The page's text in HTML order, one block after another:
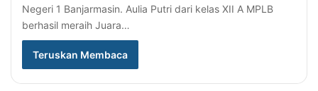
Negeri 1 Banjarmasin. Aulia Putri dari kelas XII A MPLB
berhasil meraih Juara…
Teruskan Membaca